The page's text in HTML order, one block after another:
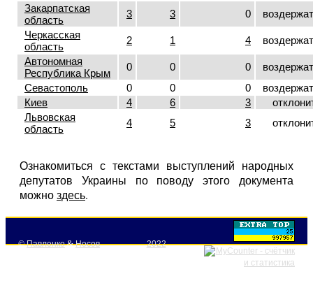
Закарпатская
область
3 3 0
Черкасская
область
2 1 4
Автономная
Республика Крым
0 0 0
Севастополь
0 0 0
Киев
4 6 3
Львовская
область
4 5 3
Ознакомиться с текстами выступлений народных
депутатов Украины по поводу этого документа
можноздесь.
©Павленко&Носов 2022